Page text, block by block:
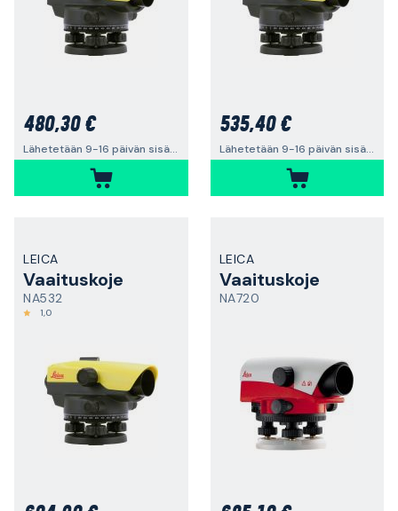
480,30 €
Lähetetään 9-16 päivän sisällä
535,40 €
Lähetetään 9-16 päivän sisällä
LEICA
Vaaituskoje
NA532
1,0
LEICA
Vaaituskoje
NA720